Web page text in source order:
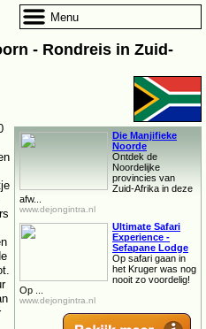
- Rondreis in Zuid-
Die Manjifieke
Noorde
Ontdek de
Noordelijke
provincies van
Zuid-Afrika in deze
afw...
www.dejongintra.nl
Ultimate Safari
Experience -
Sefapane Lodge
Op safari gaan in
het Kruger was nog
nooit zo voordelig!
Op ...
www.dejongintra.nl
Menu